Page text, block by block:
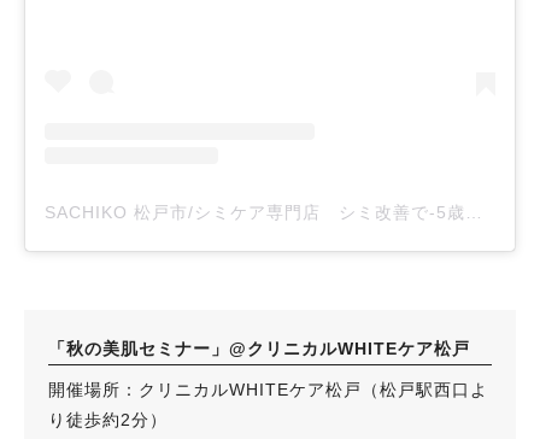
SACHIKO 松戸市/シミケア専門店 シミ改善で-5歳若見え(@whitecare_matsudo)がシェアした投稿
「秋の美肌セミナー」@クリニカルWHITEケア松戸
開催場所：クリニカルWHITEケア松戸（松戸駅西口よ
り徒歩約2分）